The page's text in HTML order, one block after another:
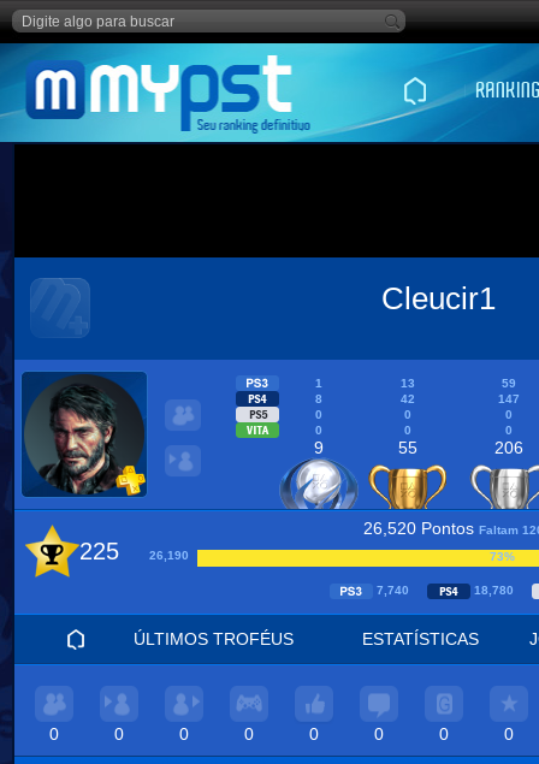
Cleucir1
1 13
59
8
42
147
0
0
0
0
0 0
9 55 206
225
26,520 Pontos Faltam
26,190
73%
7,740 18,780
ÚLTIMOS TROFÉUS ESTATÍSTICAS
0 0 0 0 0 0 0 0